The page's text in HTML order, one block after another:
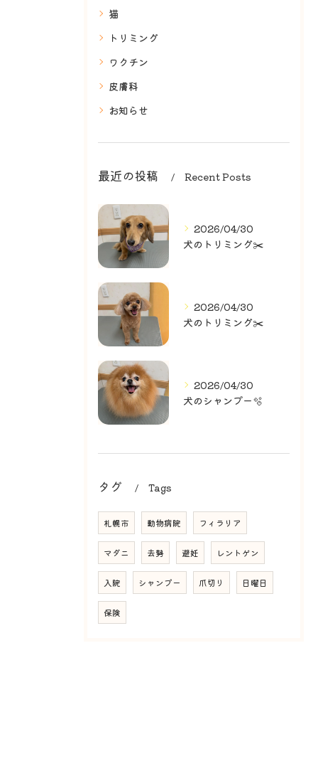
猫
トリミング
ワクチン
皮膚科
お知らせ
最近の投稿 Recent Posts
2026/04/30
犬のトリミング✂️
2026/04/30
犬のトリミング✂️
2026/04/30
犬のシャンプー🫧
タグ Tags
札幌市 動物病院 フィラリア
マダニ 去勢 避妊 レントゲン
入院 シャンプー 爪切り 日曜日
保険